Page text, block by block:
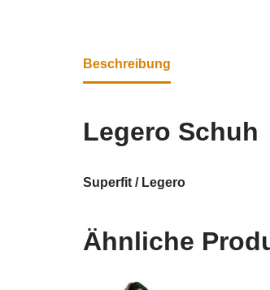
Beschreibung
Legero Schuh
Superfit / Legero
Ähnliche